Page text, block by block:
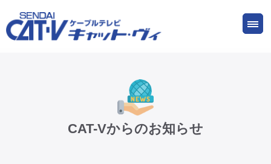
CAT-Vからのお知らせ
仙台CATV キャット・ヴィってなに?